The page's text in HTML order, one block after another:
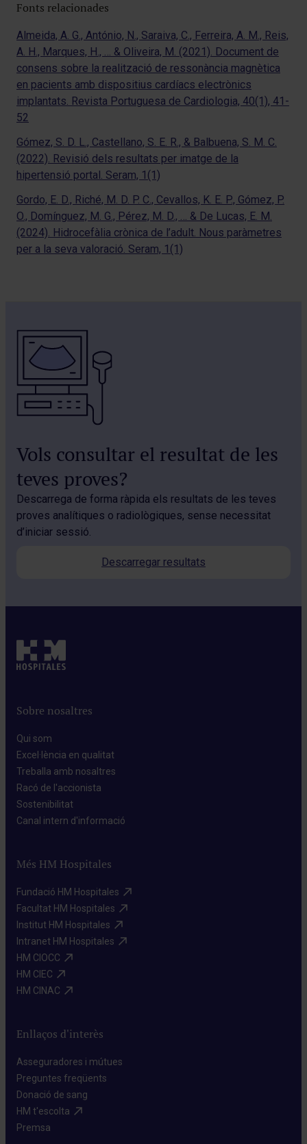
Fonts relacionades
Almeida, A. G., António, N., Saraiva, C., Ferreira, A. M., Reis,
A. H., Marques, H., … & Oliveira, M. (2021). Document de
consens sobre la realització de ressonància magnètica
en pacients amb dispositius cardíacs electrònics
implantats. Revista Portuguesa de Cardiologia, 40(1), 41-
52
Gómez, S. D. L., Castellano, S. E. R., & Balbuena, S. M. C.
(2022). Revisió dels resultats per imatge de la
hipertensió portal. Seram, 1(1)
Gordo, E. D., Riché, M. D. P. C., Cevallos, K. E. P., Gómez, P.
O., Domínguez, M. G., Pérez, M. D., … & De Lucas, E. M.
(2024). Hidrocefàlia crònica de l’adult. Nous paràmetres
per a la seva valoració. Seram, 1(1)
Vols consultar el resultat de les
teves proves?
Descarrega de forma ràpida els resultats de les teves
proves analítiques o radiològiques, sense necessitat
d’iniciar sessió.
Descarregar resultats
Sobre nosaltres
Qui som​
Excel·lència en qualitat​
Treballa amb nosaltres​
Racó de l'accionista​
Sostenibilitat​
Canal intern d'informació​
Més HM Hospitales
Fundació HM Hospitales​
Facultat HM Hospitales​
Institut HM Hospitales​
Intranet HM Hospitales​
HM CIOCC​
HM CIEC​
HM CINAC​
Enllaços d'interès
Asseguradores i mútues​
Preguntes freqüents​
Donació de sang​
HM t'escolta​
Premsa​